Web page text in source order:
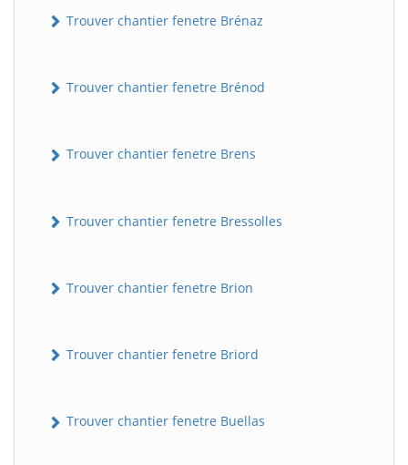
Trouver chantier fenetre Brénaz
Trouver chantier fenetre Brénod
Trouver chantier fenetre Brens
Trouver chantier fenetre Bressolles
Trouver chantier fenetre Brion
Trouver chantier fenetre Briord
Trouver chantier fenetre Buellas